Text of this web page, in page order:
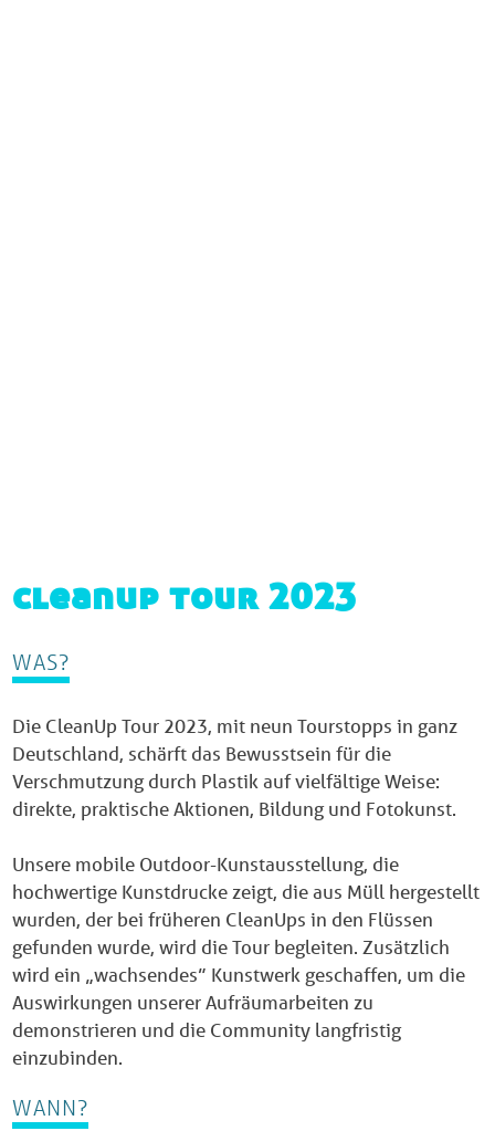
cleanup tour 2023
WAS?
Die CleanUp Tour 2023, mit neun Tourstopps in ganz
Deutschland, schärft das Bewusstsein für die
Verschmutzung durch Plastik auf vielfältige Weise:
direkte, praktische Aktionen, Bildung und Fotokunst.
Unsere mobile Outdoor-Kunstausstellung, die
hochwertige Kunstdrucke zeigt, die aus Müll hergestellt
wurden, der bei früheren CleanUps in den Flüssen
gefunden wurde, wird die Tour begleiten. Zusätzlich
wird ein „wachsendes” Kunstwerk geschaffen, um die
Auswirkungen unserer Aufräumarbeiten zu
demonstrieren und die Community langfristig
einzubinden.
WANN?